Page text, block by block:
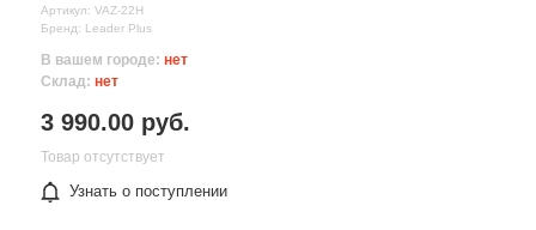
Артикул: VAZ-22H
Бренд: Leader Plus
В вашем городе: нет
Склад: нет
3 990.00 руб.
Товар отсутствует
Узнать о поступлении